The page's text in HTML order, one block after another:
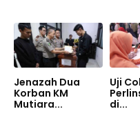
Jenazah Dua
Korban KM
Mutiara...
Uji
di...